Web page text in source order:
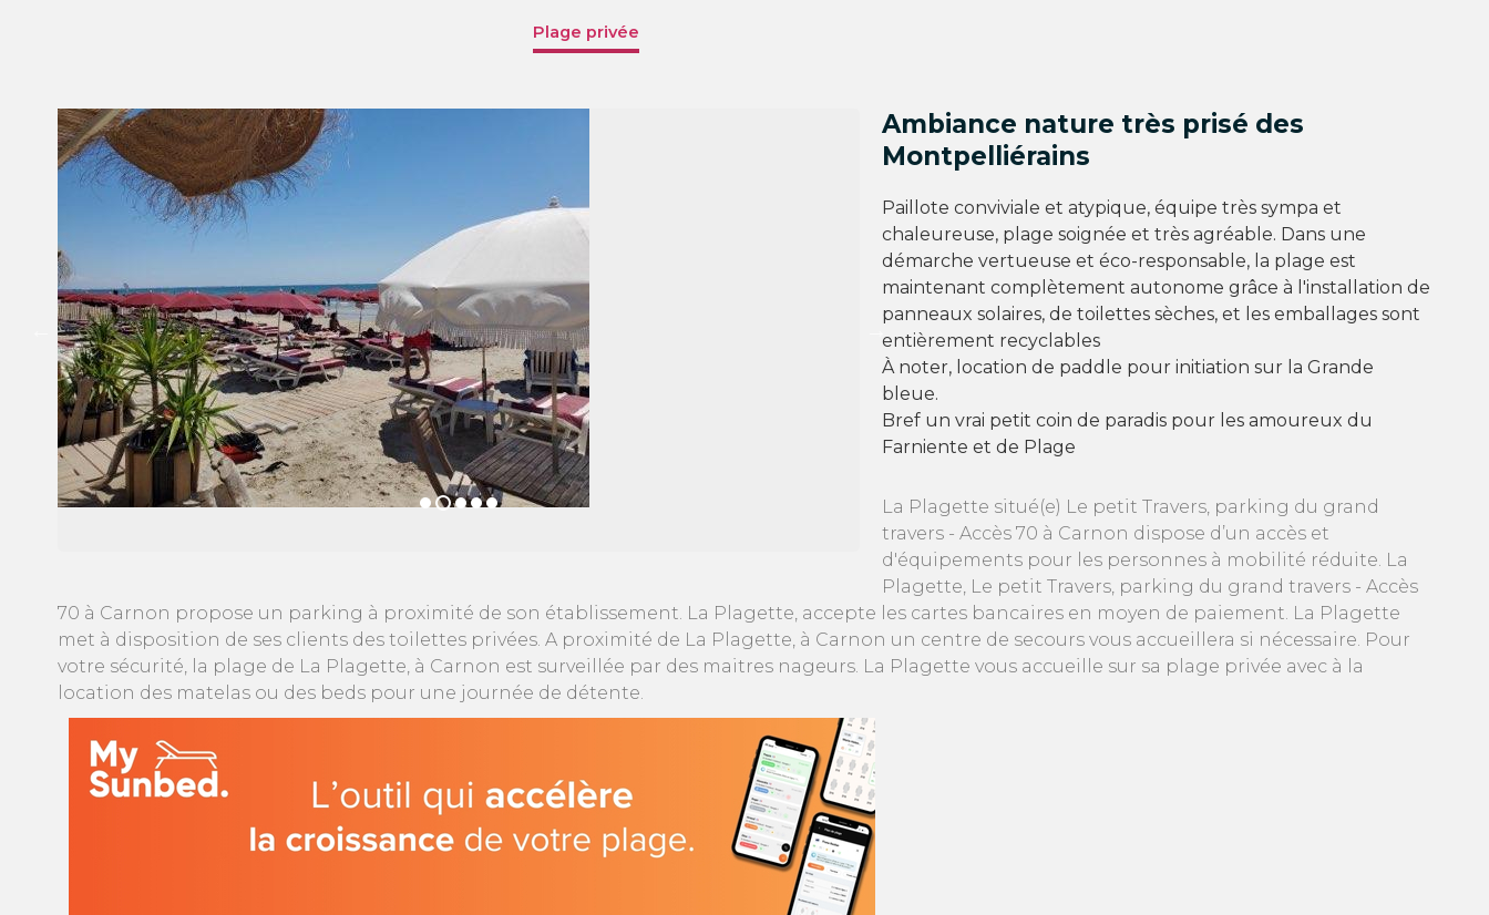
Plage privée
Ambiance nature très prisé des
Montpelliérains
Paillote conviviale et atypique, équipe très sympa et
chaleureuse, plage soignée et très agréable. Dans une
démarche vertueuse et éco-responsable, la plage est
maintenant complètement autonome grâce à l'installation de
panneaux solaires, de toilettes sèches, et les emballages sont
entièrement recyclables
À noter, location de paddle pour initiation sur la Grande
bleue.
Bref un vrai petit coin de paradis pour les amoureux du
Farniente et de Plage
La Plagette situé(e) Le petit Travers, parking du grand
travers - Accès 70 à Carnon dispose d’un accès et
d'équipements pour les personnes à mobilité réduite. La
Plagette, Le petit Travers, parking du grand travers - Accès
70 à Carnon propose un parking à proximité de son établissement. La Plagette, accepte les cartes bancaires en moyen de paiement. La Plagette
met à disposition de ses clients des toilettes privées. A proximité de La Plagette, à Carnon un centre de secours vous accueillera si nécessaire. Pour
votre sécurité, la plage de La Plagette, à Carnon est surveillée par des maitres nageurs. La Plagette vous accueille sur sa plage privée avec à la
location des matelas ou des beds pour une journée de détente.